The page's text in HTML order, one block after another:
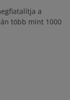
a
több mint 1000